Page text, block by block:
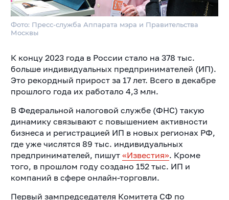
Фото: Пресс-служба Аппарата мэра и Правительства
Москвы
К концу 2023 года в России стало на 378 тыс.
больше индивидуальных предпринимателей (ИП).
Это рекордный прирост за 17 лет. Всего в декабре
прошлого года их работало 4,3 млн.
В Федеральной налоговой службе (ФНС) такую
динамику связывают с повышением активности
бизнеса и регистрацией ИП в новых регионах РФ,
где уже числятся 89 тыс. индивидуальных
предпринимателей, пишут «Известия». Кроме
того, в прошлом году создано 152 тыс. ИП и
компаний в сфере онлайн-торговли.
Первый зампредседателя Комитета СФ по